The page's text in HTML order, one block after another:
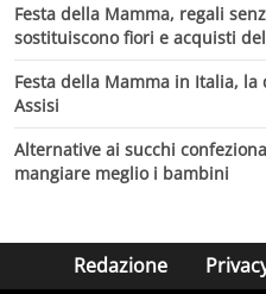
Festa della Mamma, regali
sostituiscono fiori e acquisti
Festa della Mamma in Italia,
Assisi
Alternative ai succhi
mangiare meglio i bambini
Redazione